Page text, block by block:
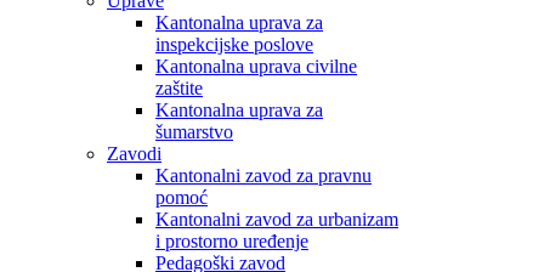
Kantonalna uprava za
inspekcijske poslove
Kantonalna uprava civilne
zaštite
Kantonalna uprava za
šumarstvo
Zavodi
Kantonalni zavod za pravnu
pomoć
Kantonalni zavod za urbanizam
i prostorno uređenje
Pedagoški zavod